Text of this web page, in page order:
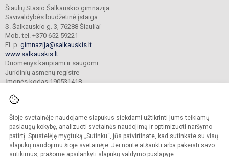
Šioje svetainėje naudojame slapukus siekdami užtikrinti jums teikiamų
paslaugų kokybę, analizuoti svetainės naudojimą ir optimizuoti naršymo
patirtį. Spustelėję mygtuką „Sutinku“, jūs patvirtinate, kad sutinkate su visų
slapukų naudojimu šioje svetainėje. Jei norite atšaukti arba pakeisti savo
sutikimus, prašome apsilankyti slapukų valdymo puslapyje.
Šiaulių Stasio Šalkauskio gimnazija
Savivaldybės biudžetinė įstaiga
S. Šalkauskio g. 3, 76288 Šiauliai
Mob. tel. +370 652 59221
El. p. gimnazija@salkauskis.lt
www.salkauskis.lt
Duomenys kaupiami ir saugomi
Juridinių asmenų registre
Įmonės kodas 190531418
© 2024. Šiaulių Stasio Šalkauskio gimnazija. Visos teisės saugomos.
Kopijuoti turinį be raštiško gimnazijos sutikimo griežtai draudžiama.
Prieinamumo paraiška Slapukų valdymas